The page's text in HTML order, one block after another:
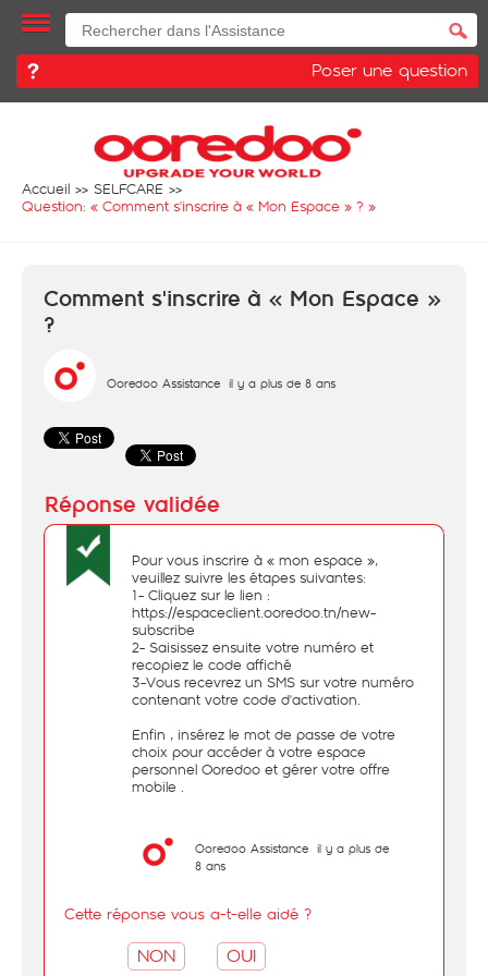
Poser une question
Accueil
SELFCARE
Question: « Comment s'inscrire à « Mon Espace » ? »
Comment s'inscrire à « Mon Espace »
?
Ooredoo Assistance il y a plus de 8 ans
Pour vous inscrire à « mon espace »,
veuillez suivre les étapes suivantes:
1- Cliquez sur le lien :
https://espaceclient.ooredoo.tn/new-
subscribe
2- Saisissez ensuite votre numéro et
recopiez le code affiché
3-Vous recevrez un SMS sur votre numéro
contenant votre code d'activation.
Enfin , insérez le mot de passe de votre
choix pour accéder à votre espace
personnel Ooredoo et gérer votre offre
mobile .
Ooredoo Assistance il y a plus de
8 ans
Cette réponse vous a-t-elle aidé ?
NON OUI